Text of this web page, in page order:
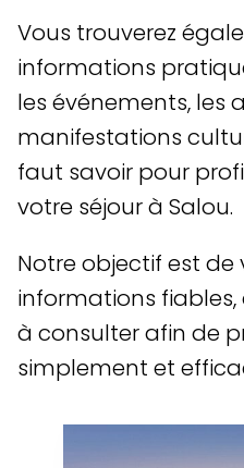
Vous trouverez
informations
les événements, les
manifestations
faut savoir pour
votre séjour à Salou.
Notre objectif est de
informations
à consulter afin de
simplement et